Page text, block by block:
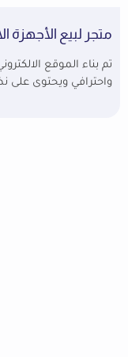
متجر لبيع الأجهزة
تم بناء الموقع
واحترافي ويحتوى على